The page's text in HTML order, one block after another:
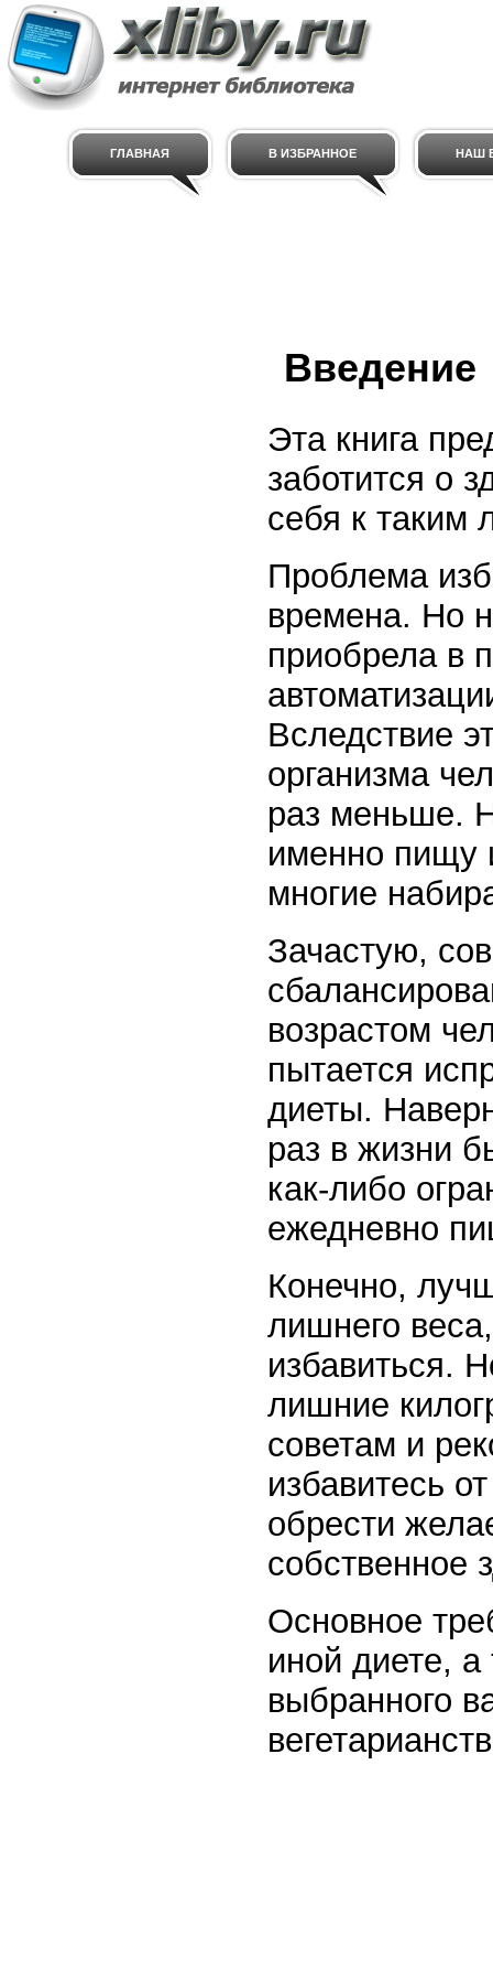
ГЛАВНАЯ В ИЗБРАННОЕ НАШ
Введение
Эта книга
заботится о
себя к таким
Проблема
времена. Но
приобрела в
Вследствие
организма
раз меньше.
именно пищу
многие
Зачастую,
возрастом
пытается
диеты.
раз в жизни
как-либо
ежедневно
Конечно,
лишнего
избавиться.
лишние
советам и
избавитесь
обрести
собственное
Основное
иной диете, а
выбранного